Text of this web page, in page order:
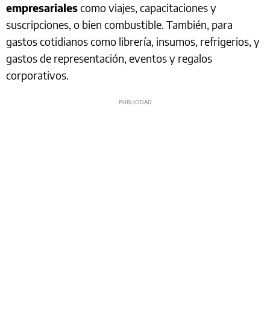
empresarialescomo viajes, capacitaciones y
suscripciones, o bien combustible. También, para
gastos cotidianos como librería, insumos, refrigerios, y
gastos de representación, eventos y regalos
corporativos.